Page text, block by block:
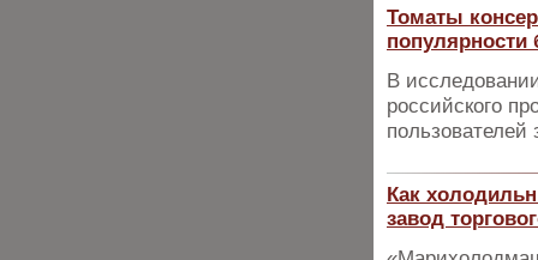
Томаты
популярности
В
российского
Как
завод